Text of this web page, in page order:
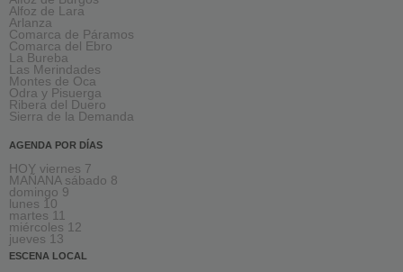
Alfoz de Lara
Arlanza
Comarca de Páramos
Comarca del Ebro
La Bureba
Las Merindades
Montes de Oca
Odra y Pisuerga
Ribera del Duero
Sierra de la Demanda
AGENDA POR DÍAS
HOY viernes 7
MAÑANA sábado 8
domingo 9
lunes 10
martes 11
miércoles 12
jueves 13
ESCENA LOCAL